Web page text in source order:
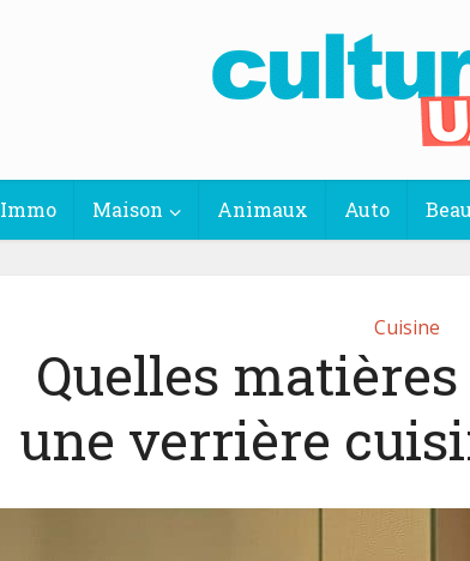
Immo Maison Animaux Auto
Cuisine
Quelles
une verrière